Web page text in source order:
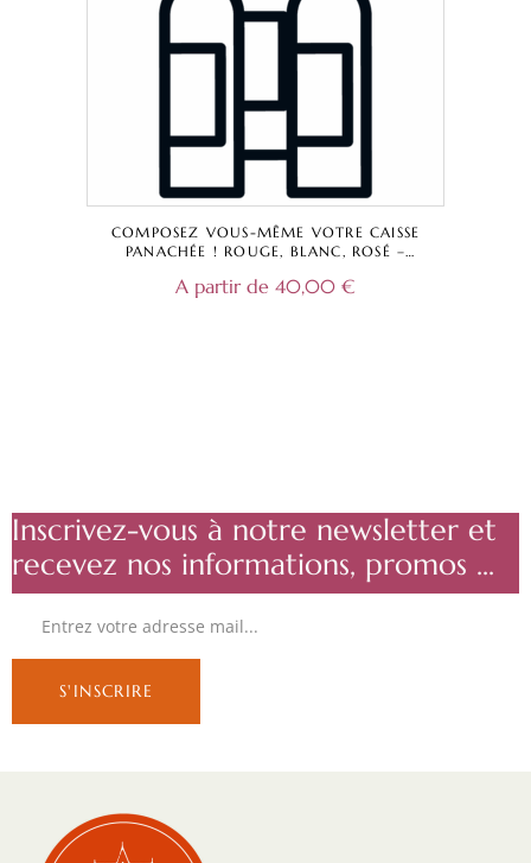
COMPOSEZ VOUS-MÊME VOTRE CAISSE
PANACHÉE ! ROUGE, BLANC, ROSÉ –
DAMAZAC, CHÂTEAU LESTEY NOIR
A partir de 40,00 €
Inscrivez-vous à notre newsletter et
recevez nos informations, promos ...